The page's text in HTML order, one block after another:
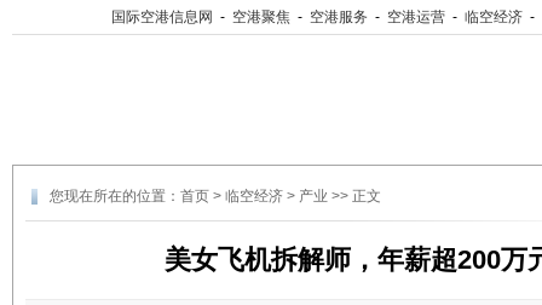
国际空港信息网 - 空港聚焦 - 空港服务 - 空港运营 - 临空经济 -
您现在所在的位置： 首页 > 临空经济 > 产业 >> 正文
美女飞机拆解师，年薪超200万